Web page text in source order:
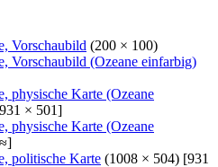
Vorschaubild (200 × 100)
Vorschaubild (Ozeane einfarbig)
physische Karte (Ozeane
× 501]
physische Karte (Ozeane
politische Karte (1008 × 504) [931